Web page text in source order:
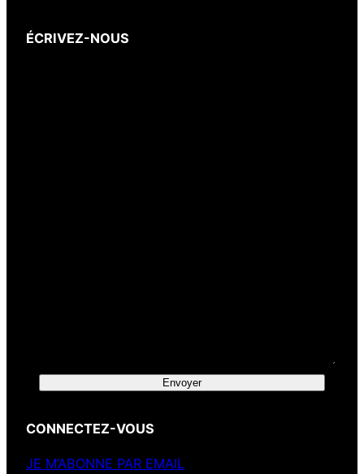
ÉCRIVEZ-NOUS
Envoyer
CONNECTEZ-VOUS
JE M’ABONNE PAR EMAIL